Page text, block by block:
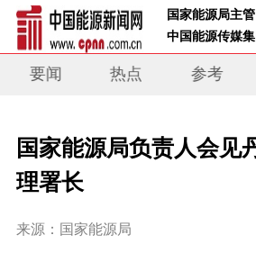
国家能源局主管
中国能源传媒
要闻 热点 参考
国家能源局负责人会见
理署长
来源：国家能源局